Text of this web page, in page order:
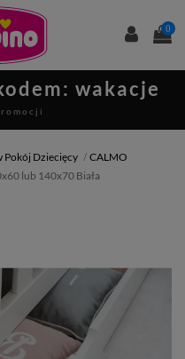
0
wakacje
Pokój Dziecięcy
CALMO
lub 140x70 Biała